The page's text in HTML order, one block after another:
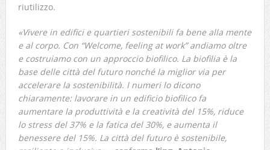
riutilizzo.
«Vivere in edifici e quartieri sostenibili fa bene alla mente
e al corpo. Con “Welcome, feeling at work” andiamo oltre
e costruiamo con un approccio biofilico. La biofilia è la
base delle città del futuro nonché la miglior via per
accelerare la sostenibilità. I numeri lo dicono
chiaramente: lavorare in un edificio biofilico fa
aumentare la produttività e la creatività del 15%, riduce
lo stress del 37% e la fatica del 30%, e aumenta il
benessere del 15%. La città del futuro è sostenibile,